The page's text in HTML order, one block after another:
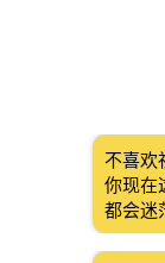
不喜欢
你现在
都会迷